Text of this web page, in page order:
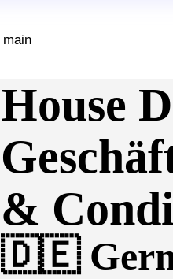
House
&
🇩🇪